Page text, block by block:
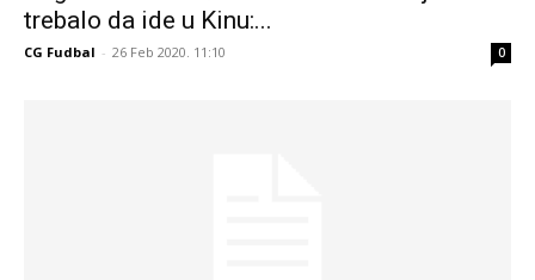
trebalo da ide u Kinu:...
CG Fudbal - 26 Feb 2020. 11:10 0